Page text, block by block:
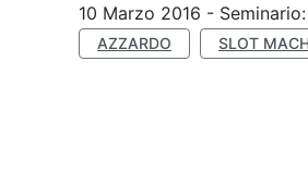
10 Marzo 2016 -
AZZARDO SLOT